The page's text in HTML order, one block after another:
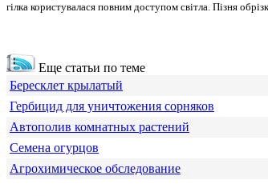
гілка користувалася повним доступом світла. Пізня
Еще статьи по теме
Бересклет крылатый
Гербицид для уничтожения сорняков
Автополив комнатных растений
Семена огурцов
Агрохимическое обследование